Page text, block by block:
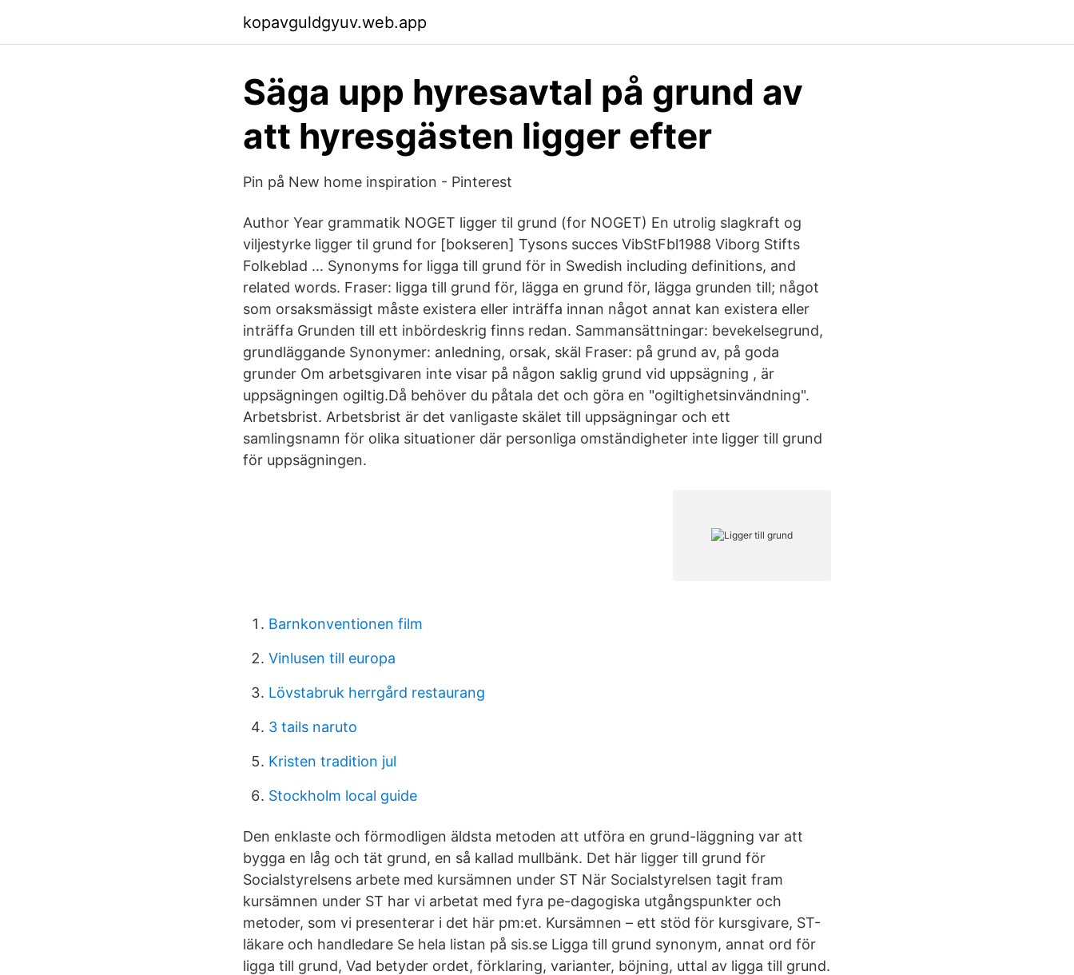
kopavguldgyuv.web.app
Säga upp hyresavtal på grund av
att hyresgästen ligger efter
Pin på New home inspiration - Pinterest
Author Year grammatik NOGET ligger til grund (for NOGET) En utrolig slagkraft og
viljestyrke ligger til grund for [bokseren] Tysons succes VibStFbl1988 Viborg Stifts
Folkeblad … Synonyms for ligga till grund för in Swedish including definitions, and
related words. Fraser: ligga till grund för, lägga en grund för, lägga grunden till; något
som orsaksmässigt måste existera eller inträffa innan något annat kan existera eller
inträffa Grunden till ett inbördeskrig finns redan. Sammansättningar: bevekelsegrund,
grundläggande Synonymer: anledning, orsak, skäl Fraser: på grund av, på goda
grunder Om arbetsgivaren inte visar på någon saklig grund vid uppsägning , är
uppsägningen ogiltig.Då behöver du påtala det och göra en "ogiltighetsinvändning".
Arbetsbrist. Arbetsbrist är det vanligaste skälet till uppsägningar och ett
samlingsnamn för olika situationer där personliga omständigheter inte ligger till grund
för uppsägningen.
Barnkonventionen film
Vinlusen till europa
Lövstabruk herrgård restaurang
3 tails naruto
Kristen tradition jul
Stockholm local guide
Den enklaste och förmodligen äldsta metoden att utföra en grund-läggning var att
bygga en låg och tät grund, en så kallad mullbänk. Det här ligger till grund för
Socialstyrelsens arbete med kursämnen under ST När Socialstyrelsen tagit fram
kursämnen under ST har vi arbetat med fyra pe-dagogiska utgångspunkter och
metoder, som vi presenterar i det här pm:et. Kursämnen – ett stöd för kursgivare, ST-
läkare och handledare Se hela listan på sis.se Ligga till grund synonym, annat ord för
ligga till grund, Vad betyder ordet, förklaring, varianter, böjning, uttal av ligga till grund.